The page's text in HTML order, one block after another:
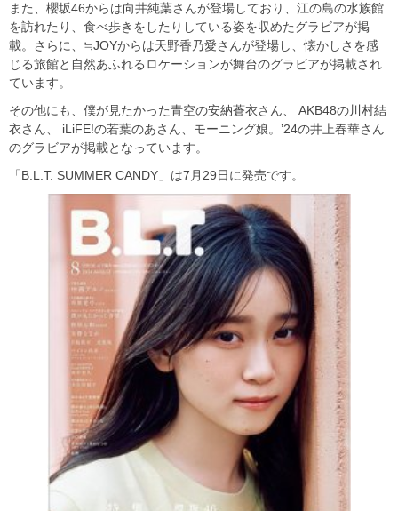
また、櫻坂46からは向井純葉さんが登場しており、江の島の水族館
を訪れたり、食べ歩きをしたりしている姿を収めたグラビアが掲
載。さらに、≒JOYからは天野香乃愛さんが登場し、懐かしさを感
じる旅館と自然あふれるロケーションが舞台のグラビアが掲載され
ています。
その他にも、僕が見たかった青空の安納蒼衣さん、 AKB48の川村結
衣さん、 iLiFE!の若葉のあさん、モーニング娘。’24の井上春華さん
のグラビアが掲載となっています。
「B.L.T. SUMMER CANDY」は7月29日に発売です。